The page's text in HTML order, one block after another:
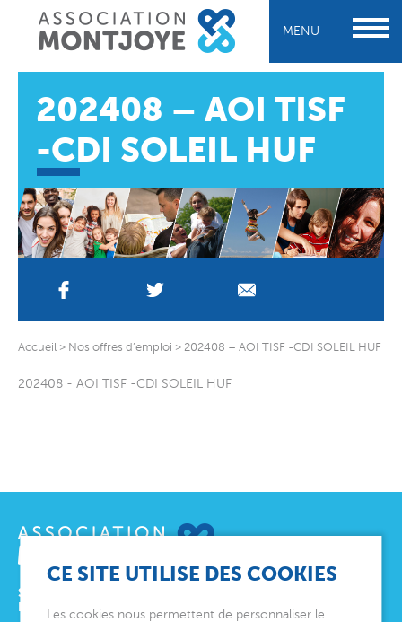
MENU
202408 – AOI TISF
-CDI SOLEIL HUF
Accueil > Nos offres d’emploi > 202408 – AOI TISF -CDI SOLEIL HUF
202408 - AOI TISF -CDI SOLEIL HUF
SIÈGE SOCIAL
ET DIRECTION GÉNÉRALE
CE SITE UTILISE DES COOKIES
Les cookies nous permettent de personnaliser le